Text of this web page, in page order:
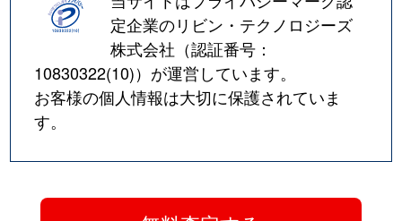
定企業のリビン・テクノロジーズ
株式会社（認証番号：
10830322(10)）が運営しています。
お客様の個人情報は大切に保護されていま
す。